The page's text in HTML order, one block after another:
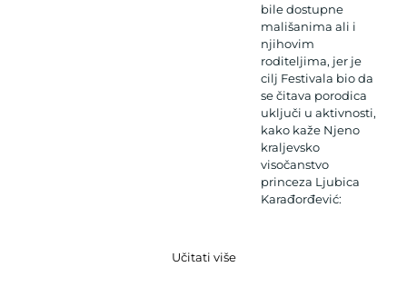
bile dostupne
mališanima ali i
njihovim
roditeljima, jer je
cilj Festivala bio da
se čitava porodica
uključi u aktivnosti,
kako kaže Njeno
kraljevsko
visočanstvo
princeza Ljubica
Karađorđević:
Učitati više